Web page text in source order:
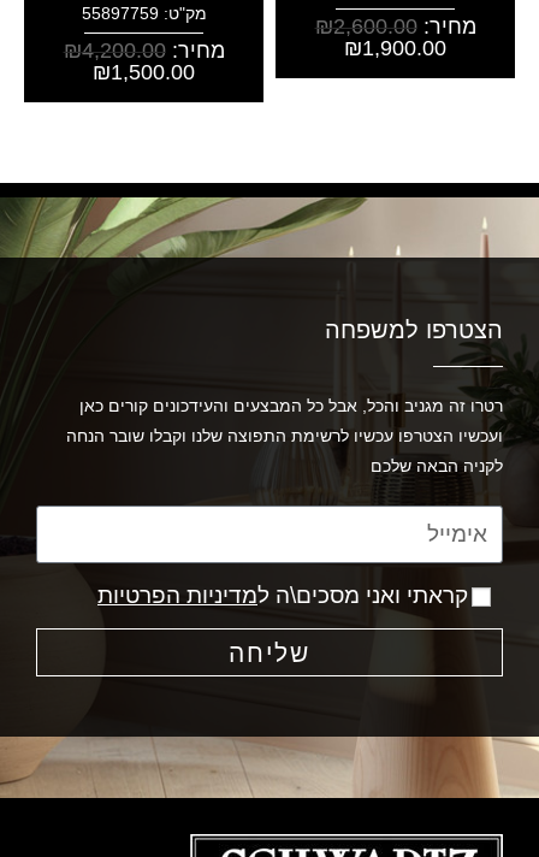
מחיר: ₪2,600.00
₪1,900.00
מק"ט: 55897759
מחיר: ₪4,200.00
₪1,500.00
הצטרפו למשפחה
רטרו זה מגניב והכל, אבל כל המבצעים והעידכונים קורים כאן
ועכשיו הצטרפו עכשיו לרשימת התפוצה שלנו וקבלו שובר הנחה
לקניה הבאה שלכם
קראתי ואני מסכים\ה למדיניות הפרטיות
שליחה